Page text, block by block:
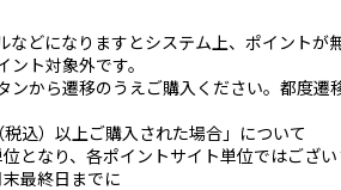
どになりますとシステム上、ポイントが
ト対象外です。
から遷移のうえご購入ください。都度遷
込）以上ご購入された場合」について
となり、各ポイントサイト単位ではござ
最終日までに